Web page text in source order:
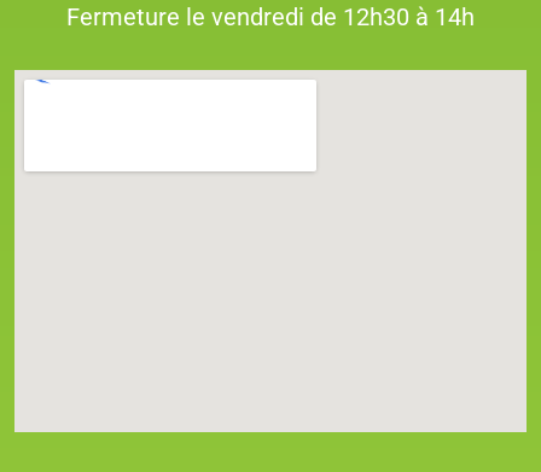
Fermeture le vendredi de 12h30 à 14h